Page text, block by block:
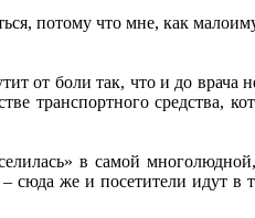
потому что мне, как
от боли так, что и до врача
транспортного средства,
в самой
сюда же и посетители идут в